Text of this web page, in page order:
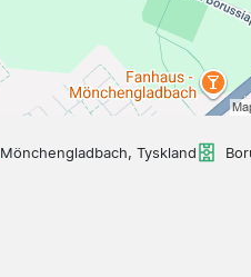
Mönchengladbach, Tyskland